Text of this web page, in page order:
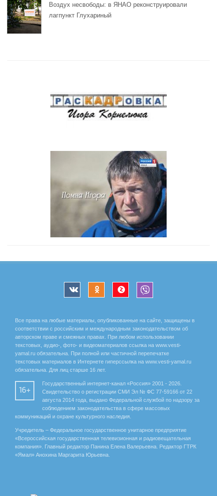
Воздух несвободы: в ЯНАО реконструировали
лагпункт Глухариный
Все права на любые материалы, опубликованные на сайте, защищены в
соответствии с российским и международным законодательством об
авторском праве и смежных правах. При любом использовании
текстовых, аудио-, фото- и видеоматериалов ссылка на www.vesti-
yamal.ru обязательна. При полной или частичной перепечатке
текстовых материалов в Интернете гиперссылка на www.vesti-yamal.ru
обязательна. Для лиц старше 16 лет.
16+
Государственный интернет-канал «Россия» 2001 - 2026.
Свидетельство о регистрации СМИ Эл № ФС 77-59166 от 22
августа 2014 года, выдано Федеральной службой по надзору за
соблюдением законодательства в сфере массовых
коммуникаций и охране культурного наследия.
Учредитель – Федеральное государственное унитарное предприятие
«Всероссийская государственная телевизионная и радиовещательная
компания». Главный редактор Панина Елена Валерьевна. Редактор ГТРК
«Ямал» Анохина Маргарита Юрьевна.